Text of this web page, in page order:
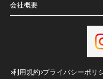
会社概要
利用規約 プライバシーポリ